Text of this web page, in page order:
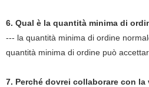
6. Qual è la quantità minima di
--- la quantità minima di ordine
quantità minima di ordine può
7. Perché dovrei collaborare con la